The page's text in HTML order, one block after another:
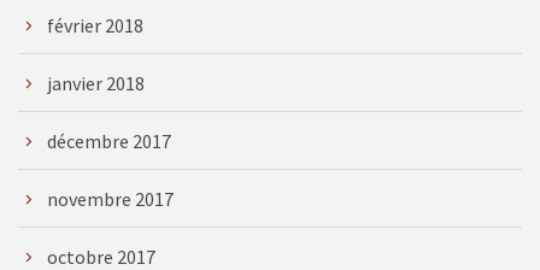
février 2018
janvier 2018
décembre 2017
novembre 2017
octobre 2017